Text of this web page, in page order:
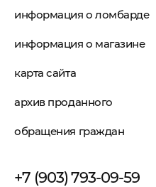
информация о ломбарде
информация о магазине
карта сайта
архив проданного
обращения граждан
+7 (903) 793-09-59